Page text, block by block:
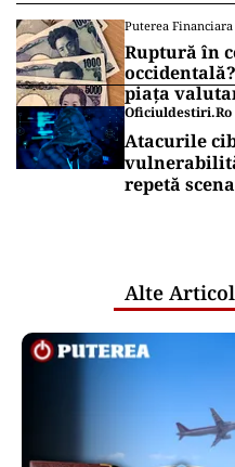
Puterea Financiara
Ruptură în
piața
Oficiuldestiri.ro
Atacurile
repetă
Alte